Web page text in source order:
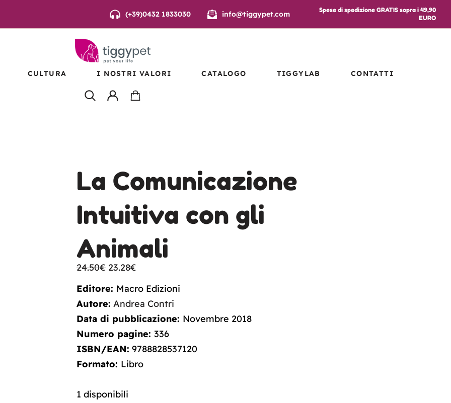
(+39)0432 1833030 info@tiggypet.com
Spese di spedizione GRATIS sopra i 49,90
EURO
CULTURA I NOSTRI VALORI CATALOGO TIGGYLAB CONTATTI
La Comunicazione
Intuitiva con gli
Animali
24.50€ 23.28€
Editore: Macro Edizioni
Autore: Andrea Contri
Data di pubblicazione: Novembre 2018
Numero pagine: 336
ISBN/EAN: 9788828537120
Formato: Libro
1 disponibili